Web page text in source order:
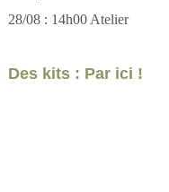
28/08 : 14h00 Atelier
Des kits : Par ici !